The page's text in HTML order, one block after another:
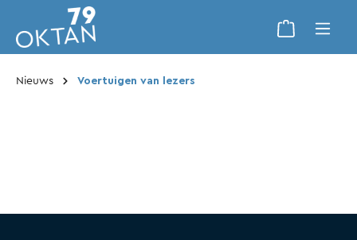
Nieuws Voertuigen van lezers